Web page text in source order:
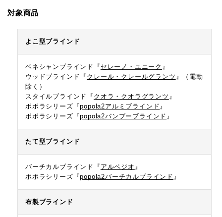
対象商品
よこ型ブラインド
ベネシャンブラインド『 セレーノ・ユニーク 』
ウッドブラインド『 クレール・クレールグランツ 』
（電動
除く）
スタイルブラインド『 クオラ・クオラグランツ 』
ポポラシリーズ『popola2アルミブラインド』
ポポラシリーズ『popola2バンブーブラインド 』
たて型ブラインド
バーチカルブラインド『 アルペジオ 』
ポポラシリーズ『popola2バーチカルブラインド 』
布製ブラインド